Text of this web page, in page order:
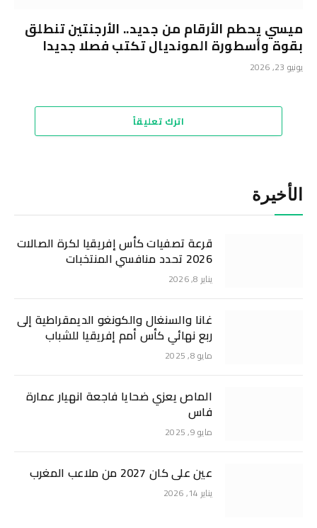
ميسي يحطم الأرقام من جديد.. الأرجنتين تنطلق
بقوة وأسطورة المونديال تكتب فصلا جديدا
يونيو 23, 2026
اترك تعليقاً
الأخيرة
قرعة تصفيات كأس إفريقيا لكرة الصالات
2026 تحدد منافسي المنتخبات
يناير 8, 2026
غانا والسنغال والكونغو الديمقراطية إلى
ربع نهائي كأس أمم إفريقيا للشباب
مايو 8, 2025
الماص يعزي ضحايا فاجعة انهيار عمارة
فاس
مايو 9, 2025
عين على كان 2027 من ملاعب المغرب
يناير 14, 2026